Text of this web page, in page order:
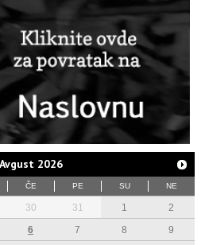
Avgust 2026
ČE PE SU NE
30 31 1
2
6 7 8
9